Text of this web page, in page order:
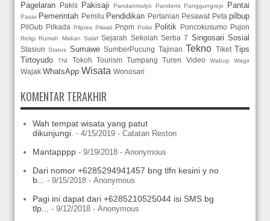
Pagelaran Pakis Pakisaji Pandanmulyo Pandemi Panggungrejo Pantai
Pasar Pemerintah Pemilu Pendidikan Pertanian Pesawat Peta pilbup
PilGub Pilkada Pilpres Pilwali Pnpm Polisi Politik Poncokusumo Pujon
Religi Rumah Makan Salaf Sejarah Sekolah Serba 7 Singosari Sosial
Stasiun Status Sumawe SumberPucung Tajinan Tekno Tiket Tips
Tirtoyudo
TNI Tokoh Tourism Tumpang Turen Video Wabup Wagir
Wajak WhatsApp Wisata Wonosari
KOMENTAR TERAKHIR
Wah tempat wisata yang patut
dikunjungi. - 4/15/2019 - Catatan Reston
Mantapppp - 9/19/2018 - Anonymous
Dari nomor +6285294941457 bng tlfn kesini y no
b...
- 9/15/2018 - Anonymous
Pagi ini dapat dari +6285210525044 isi SMS bg
tlp...
- 9/12/2018 - Anonymous